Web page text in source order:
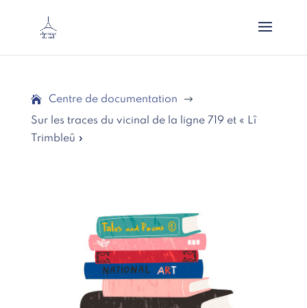
Centre de documentation
$
Sur les traces du vicinal de la ligne 719 et « Lî
Trimbleû »